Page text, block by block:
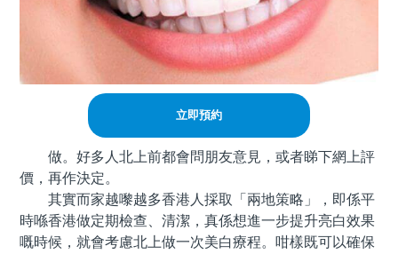
立即預約
做。好多人北上前都會問朋友意見，或者睇下網上評
價，再作決定。
其實而家越嚟越多香港人採取「兩地策略」，即係平
時喺香港做定期檢查、清潔，真係想進一步提升亮白效果
嘅時候，就會考慮北上做一次美白療程。咁樣既可以確保